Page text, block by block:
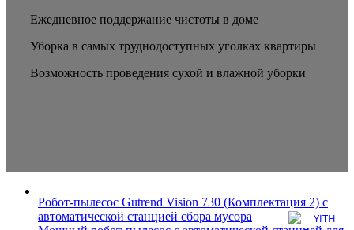
Ежедневное поддержание чистоты в доме
Уборка в самых труднодоступных уголках квартиры
Возможность проведения сухой и влажной уборки
Робот-пылесос Gutrend Vision 730 (Комплектация 2) с
автоматической станцией сбора мусора